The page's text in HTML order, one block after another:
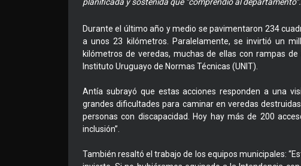
planificada y sostenida que “comprendió al departamento”.
Durante el último año y medio se pavimentaron 234
a unos 23 kilómetros. Paralelamente, se invirtió un
kilómetros de veredas, muchas de ellas con rampas
Instituto Uruguayo de Normas Técnicas (UNIT).
Antía subrayó que estas acciones responden a una
grandes dificultades para caminar en veredas
personas con discapacidad. Hoy hay más de 200
inclusión”.
También resaltó el trabajo de los equipos municipales: